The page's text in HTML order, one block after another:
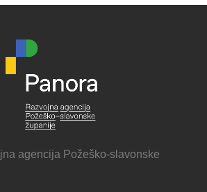
agencija Požeško-slavonske